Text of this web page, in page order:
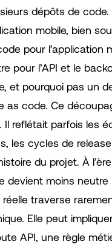
dépôts de code.
mobile, bien
pour l’application
pour l’API et le
et pourquoi pas un
as code. Ce
Il reflétait parfois les
les cycles de
du projet. À
devient moins neutre
traverse
Elle peut
API, une règle